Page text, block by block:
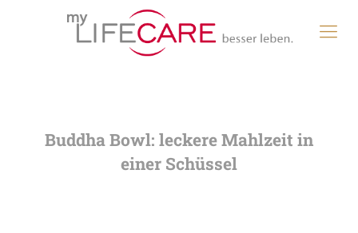
Buddha Bowl: leckere Mahlzeit in
einer Schüssel